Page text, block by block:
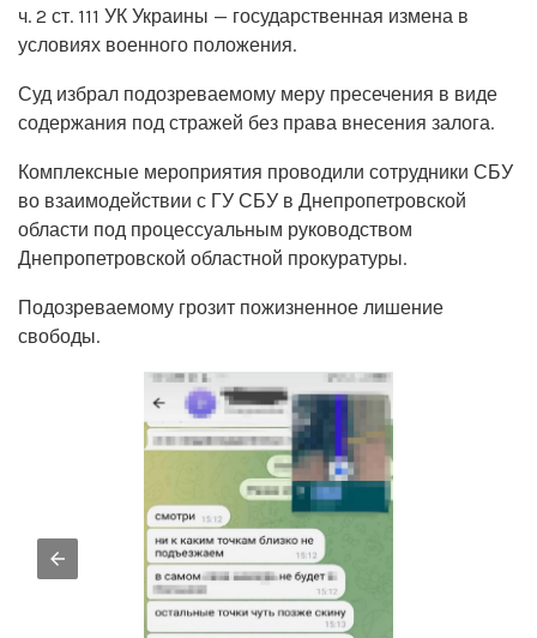
ч. 2 ст. 111 УК Украины — государственная измена в
условиях военного положения.
Суд избрал подозреваемому меру пресечения в виде
содержания под стражей без права внесения залога.
Комплексные мероприятия проводили сотрудники СБУ
во взаимодействии с ГУ СБУ в Днепропетровской
области под процессуальным руководством
Днепропетровской областной прокуратуры.
Подозреваемому грозит пожизненное лишение
свободы.